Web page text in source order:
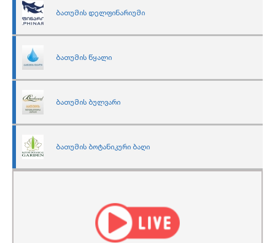
ბათუმის დელფინარიუმი
ბათუმის წყალი
ბათუმის ბულვარი
ბათუმის ბოტანიკური ბაღი